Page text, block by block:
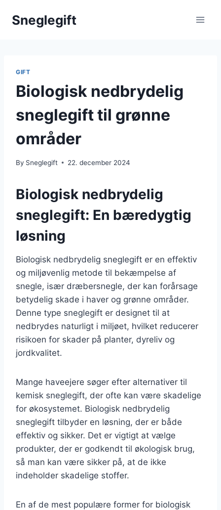
Sneglegift
GIFT
Biologisk nedbrydelig
sneglegift til grønne
områder
By Sneglegift 22. december 2024
Biologisk nedbrydelig
sneglegift: En bæredygtig
løsning
Biologisk nedbrydelig sneglegift er en effektiv
og miljøvenlig metode til bekæmpelse af
snegle, især dræbersnegle, der kan forårsage
betydelig skade i haver og grønne områder.
Denne type sneglegift er designet til at
nedbrydes naturligt i miljøet, hvilket reducerer
risikoen for skader på planter, dyreliv og
jordkvalitet.
Mange haveejere søger efter alternativer til
kemisk sneglegift, der ofte kan være skadelige
for økosystemet. Biologisk nedbrydelig
sneglegift tilbyder en løsning, der er både
effektiv og sikker. Det er vigtigt at vælge
produkter, der er godkendt til økologisk brug,
så man kan være sikker på, at de ikke
indeholder skadelige stoffer.
En af de mest populære former for biologisk